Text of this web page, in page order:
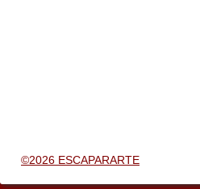
©2026 ESCAPARARTE